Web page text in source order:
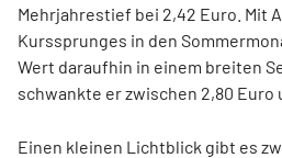
Mehrjahrestief bei 2,42 Euro. Mit
Kurssprunges in den
Wert daraufhin in einem breiten
schwankte er zwischen 2,80 Euro
Einen kleinen Lichtblick gibt es